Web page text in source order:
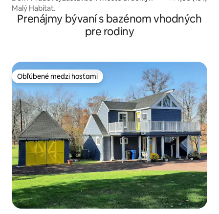
Malý Habitat.
Prenájmy bývaní s bazénom vhodných
pre rodiny
Obľúbené medzi hosťami
Obľúbené medzi hosťami